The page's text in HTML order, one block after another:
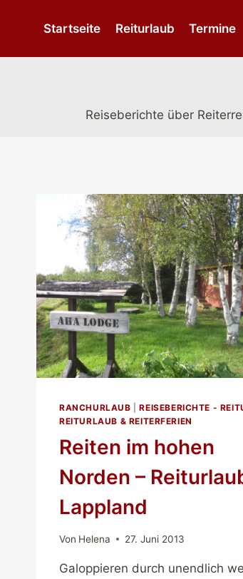
Startseite Reiturlaub Termine
Reiseberichte über
RANCHURLAUB |REISEBERICHTE -
REITURLAUB & REITERFERIEN
Reiten im hohen
Norden –
Lappland
Von Helena 27. Juni 2013
Galoppieren durch unendlich